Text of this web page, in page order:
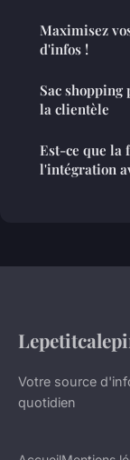
Maximisez
d'infos !
Sac
la clientèle
Est-ce que la
l'intégration
Votre source
quotidien